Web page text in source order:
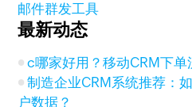
邮件群发工具
最新动态
c哪家好用？移动CRM下单
制造企业CRM系统推荐：
户数据？